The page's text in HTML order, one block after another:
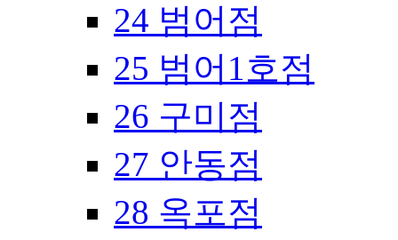
24 범어점
25 범어1호점
26 구미점
27 안동점
28 옥포점